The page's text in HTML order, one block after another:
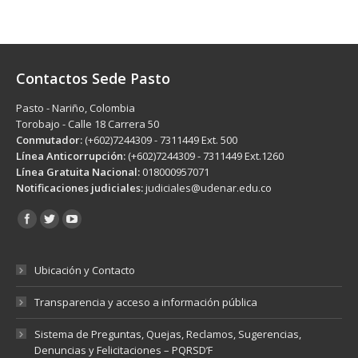
Contactos Sede Pasto
Pasto - Nariño, Colombia
Torobajo - Calle 18 Carrera 50
Conmutador: (+602)7244309 - 7311449 Ext. 500
Línea Anticorrupción: (+602)7244309 - 7311449 Ext.1260
Línea Gratuita Nacional: 018000957071
Notificaciones judiciales:judiciales@udenar.edu.co
Encuéntranos en:
Ubicación y Contacto
Transparencia y acceso a información pública
Sistema de Preguntas, Quejas, Reclamos, Sugerencias,
Denuncias y Felicitaciones – PQRSD’F